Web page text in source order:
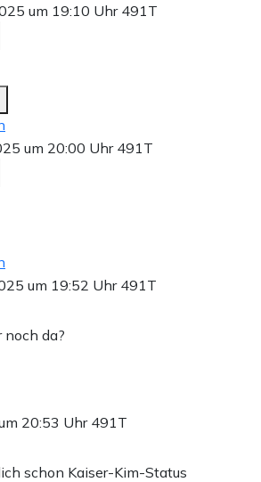
um 19:10 Uhr 491T
um 20:00 Uhr 491T
um 19:52 Uhr 491T
noch da?
20:53 Uhr 491T
schon Kaiser-Kim-Status